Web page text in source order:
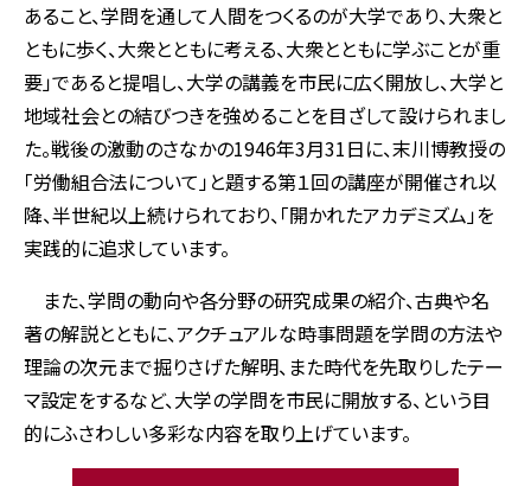
あること、学問を通して人間をつくるのが大学であり、大衆と
ともに歩く、大衆とともに考える、大衆とともに学ぶことが重
要」であると提唱し、大学の講義を市民に広く開放し、大学と
地域社会との結びつきを強めることを目ざして設けられまし
た。戦後の激動のさなかの1946年3月31日に、末川博教授の
「労働組合法について」と題する第１回の講座が開催され以
降、半世紀以上続けられており、「開かれたアカデミズム」を
実践的に追求しています。
また、学問の動向や各分野の研究成果の紹介、古典や名
著の解説とともに、アクチュアルな時事問題を学問の方法や
理論の次元まで掘りさげた解明、また時代を先取りしたテー
マ設定をするなど、大学の学問を市民に開放する、という目
的にふさわしい多彩な内容を取り上げています。